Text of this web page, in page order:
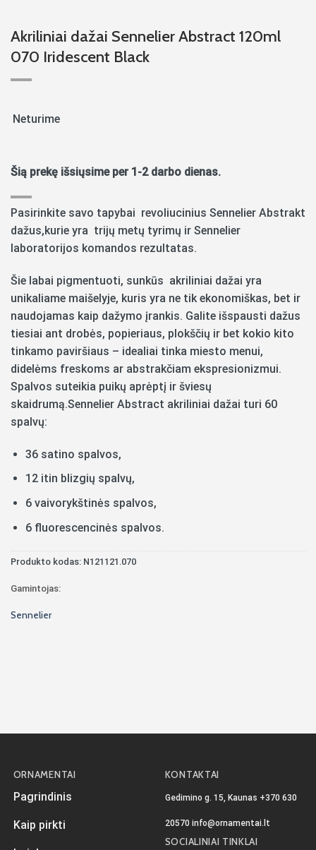
Akriliniai dažai Sennelier Abstract 120ml
070 Iridescent Black
Neturime
Šią prekę išsiųsime per 1-2 darbo dienas.
Pasirinkite savo tapybai revoliucinius Sennelier Abstrakt
dažus,kurie yra trijų metų tyrimų ir Sennelier
laboratorijos komandos rezultatas.
Šie labai pigmentuoti, sunkūs akriliniai dažai yra
unikaliame maišelyje, kuris yra ne tik ekonomiškas, bet ir
naudojamas kaip dažymo įrankis. Galite išspausti dažus
tiesiai ant drobės, popieriaus, plokščių ir bet kokio kito
tinkamo paviršiaus – idealiai tinka miesto menui,
didelėms freskoms ar abstrakčiam ekspresionizmui.
Spalvos suteikia puikų aprėptį ir šviesų
skaidrumą.Sennelier Abstract akriliniai dažai turi 60
spalvų:
36 satino spalvos,
12 itin blizgių spalvų,
6 vaivorykštinės spalvos,
6 fluorescencinės spalvos.
Produkto kodas: N121121.070
Gamintojas:
Sennelier
ORNAMENTAI
Pagrindinis
Kaip pirkti
KONTAKTAI
Gedimino g. 15, Kaunas +370 630
20570 info@ornamentai.lt
SOCIALINIAI TINKLAI